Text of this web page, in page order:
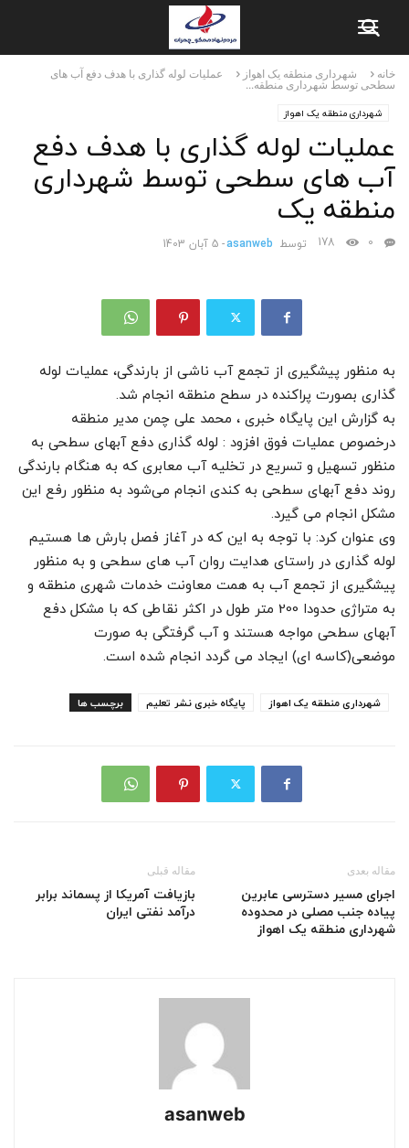
خانه شهرداری منطقه یک اهواز
عملیات لوله گذاری با هدف دفع آب های
سطحی توسط شهرداری منطقه...
شهرداری منطقه یک اهواز
عملیات لوله گذاری با هدف دفع
آب های سطحی توسط شهرداری
منطقه یک
توسط asanweb
- 5 آبان 1403 0
178
به منظور پیشگیری از تجمع آب ناشی از بارندگی، عملیات لوله
گذاری بصورت پراکنده در سطح منطقه انجام شد.
به گزارش این پایگاه خبری ، محمد علی چمن مدیر منطقه
درخصوص عملیات فوق افزود : لوله گذاری دفع آبهای سطحی به
منظور تسهیل و تسریع در تخلیه آب معابری که به هنگام بارندگی
روند دفع آبهای سطحی به کندی انجام می‌شود به منظور رفع این
مشکل انجام می گیرد.
وی عنوان کرد: با توجه به این که در آغاز فصل بارش ها هستیم
لوله گذاری در راستای هدایت روان آب های سطحی و به منظور
پیشگیری از تجمع آب به همت معاونت خدمات شهری منطقه و
به متراژی حدودا 200 متر طول در اکثر نقاطی که با مشکل دفع
آبهای سطحی مواجه هستند و آب گرفتگی به صورت
موضعی(کاسه ای) ایجاد می گردد انجام شده است.
برچسب ها پایگاه خبری نشر تعلیم شهرداری منطقه یک اهواز
مقاله قبلی
بازیافت آمریکا از پسماند برابر
درآمد نفتی ایران
مقاله بعدی
اجرای مسیر دسترسی عابرین
پیاده جنب مصلی در محدوده
شهرداری منطقه یک اهواز
asanweb